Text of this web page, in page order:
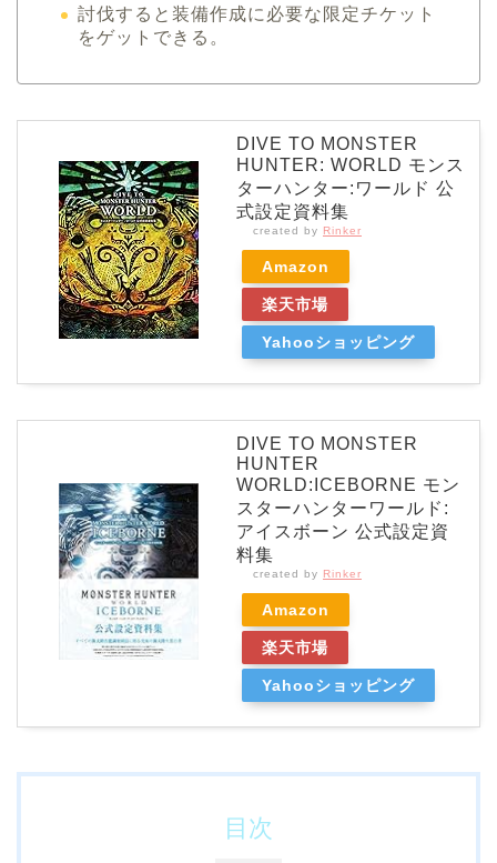
討伐すると装備作成に必要な限定チケット
をゲットできる。
DIVE TO MONSTER
HUNTER: WORLD モンス
ターハンター:ワールド 公
式設定資料集
created by Rinker
Amazon
楽天市場
Yahooショッピング
DIVE TO MONSTER
HUNTER
WORLD:ICEBORNE モン
スターハンターワールド:
アイスボーン 公式設定資
料集
created by Rinker
Amazon
楽天市場
Yahooショッピング
目次